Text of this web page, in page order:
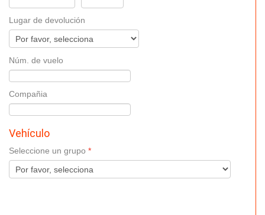
Lugar de devolución
Núm. de vuelo
Compañia
Vehículo
Seleccione un grupo